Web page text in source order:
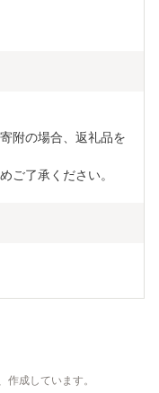
附の場合、返礼品を
ご了承ください。
成しています。